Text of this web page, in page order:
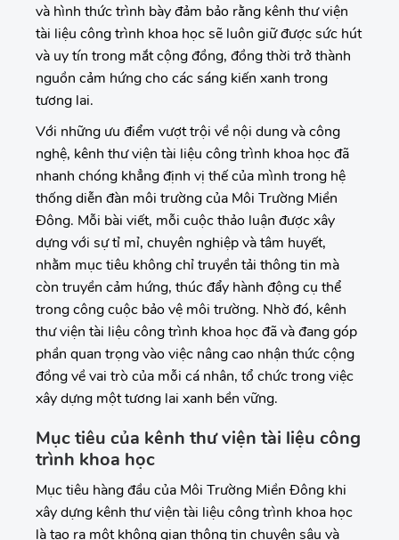
và hình thức trình bày đảm bảo rằng kênh thư viện
tài liệu công trình khoa học sẽ luôn giữ được sức hút
và uy tín trong mắt cộng đồng, đồng thời trở thành
nguồn cảm hứng cho các sáng kiến xanh trong
tương lai.
Với những ưu điểm vượt trội về nội dung và công
nghệ, kênh thư viện tài liệu công trình khoa học đã
nhanh chóng khẳng định vị thế của mình trong hệ
thống diễn đàn môi trường của Môi Trường Miền
Đông. Mỗi bài viết, mỗi cuộc thảo luận được xây
dựng với sự tỉ mỉ, chuyên nghiệp và tâm huyết,
nhằm mục tiêu không chỉ truyền tải thông tin mà
còn truyền cảm hứng, thúc đẩy hành động cụ thể
trong công cuộc bảo vệ môi trường. Nhờ đó, kênh
thư viện tài liệu công trình khoa học đã và đang góp
phần quan trọng vào việc nâng cao nhận thức cộng
đồng về vai trò của mỗi cá nhân, tổ chức trong việc
xây dựng một tương lai xanh bền vững.
Mục tiêu của kênh thư viện tài liệu công
trình khoa học
Mục tiêu hàng đầu của Môi Trường Miền Đông khi
xây dựng kênh thư viện tài liệu công trình khoa học
là tạo ra một không gian thông tin chuyên sâu và